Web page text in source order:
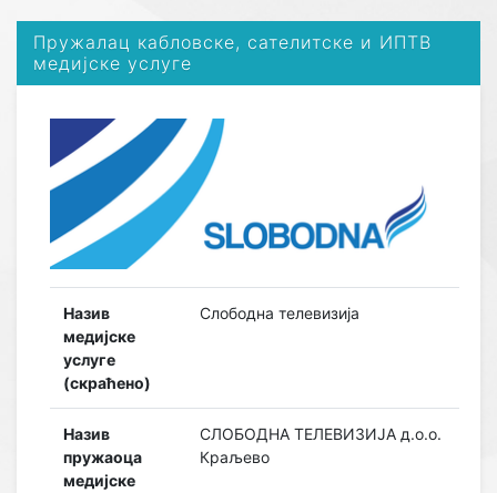
Пружалац кабловске, сателитске и ИПТВ
медијске услуге
Назив
медијске
услуге
(скраћено)
Слободна телевизија
Назив
пружаоца
медијске
СЛОБОДНА ТЕЛЕВИЗИЈА д.о.о.
Краљево